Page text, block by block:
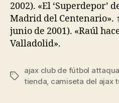
2002). «El ‘Superdepor’
Madrid del Centenario».
junio de 2001). «Raúl
Valladolid».
Etiquetas
ajax club de fútbol
tienda, camiseta del ajax